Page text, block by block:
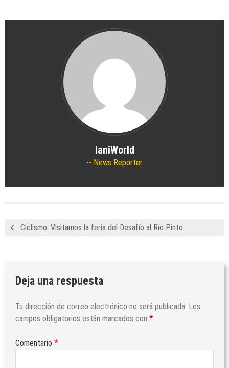
IaniWorld
News Reporter
Ciclismo: Visitamos la feria del Desafío al Río Pinto
Deja una respuesta
Tu dirección de correo electrónico no será publicada. Los
campos obligatorios están marcados con *
Comentario *